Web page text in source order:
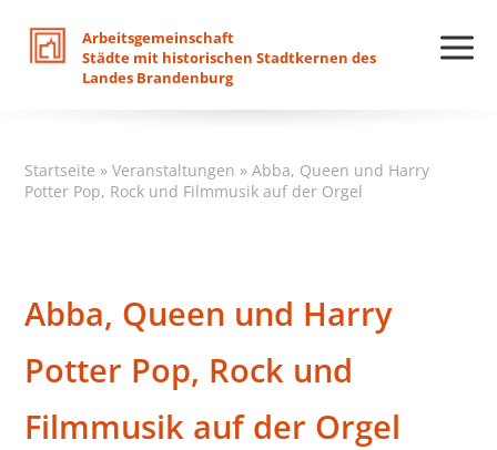
Arbeitsgemeinschaft
Städte mit historischen Stadtkernen des
Landes Brandenburg
Startseite »Veranstaltungen »Abba, Queen und Harry
Potter Pop, Rock und Filmmusik auf der Orgel
Abba, Queen und Harry
Potter Pop, Rock und
Filmmusik auf der Orgel